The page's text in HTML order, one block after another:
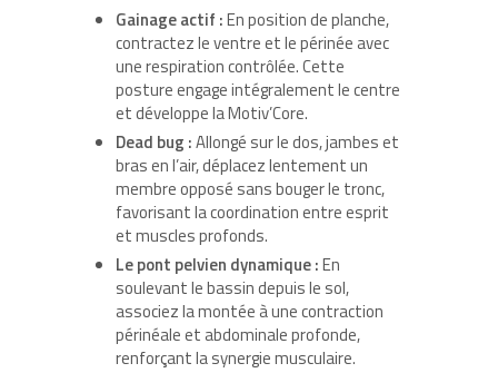
Gainage actif :En position de planche,
contractez le ventre et le périnée avec
une respiration contrôlée. Cette
posture engage intégralement le centre
et développe la Motiv’Core.
Dead bug :Allongé sur le dos, jambes et
bras en l’air, déplacez lentement un
membre opposé sans bouger le tronc,
favorisant la coordination entre esprit
et muscles profonds.
Le pont pelvien dynamique :En
soulevant le bassin depuis le sol,
associez la montée à une contraction
périnéale et abdominale profonde,
renforçant la synergie musculaire.